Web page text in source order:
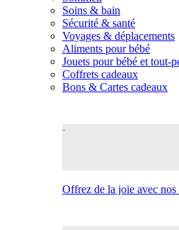
Soins & bain
Sécurité & santé
Voyages & déplacements
Aliments pour bébé
Jouets pour bébé et tout-
Coffrets cadeaux
Bons & Cartes cadeaux
Offrez de la joie avec